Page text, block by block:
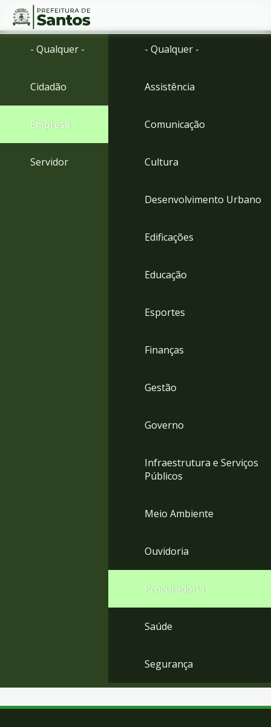
Ir
Ir
menu
Conteúdo
- Qualquer -
Cidadão
Empresa
Servidor
- Qualquer -
Assistência
Comunicação
Cultura
Desenvolvimento Urbano
Edificações
Educação
Esportes
Finanças
Gestão
Governo
Infraestrutura e Serviços
Públicos
Meio Ambiente
Ouvidoria
Procuradoria
Saúde
Segurança